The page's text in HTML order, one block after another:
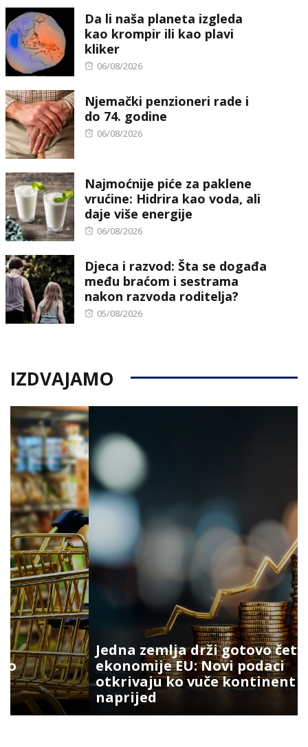
Da li naša planeta izgleda
kao krompir ili kao plavi
kliker
Posted
06/08/2026
Njemački penzioneri rade i
do 74. godine
Posted
06/08/2026
Najmoćnije piće za paklene
vrućine: Hidrira kao voda, ali
daje više energije
Posted
06/08/2026
Djeca i razvod: Šta se događa
među braćom i sestrama
nakon razvoda roditelja?
Posted
05/08/2026
IZDVAJAMO
Jedna zemlja drži gotovo četvrtinu
ekonomije EU: Novi podaci
otkrivaju ko vuče kontinent
naprijed